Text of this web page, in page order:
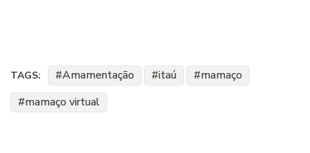
TAGS: Amamentação itaú
mamaço
mamaço virtual